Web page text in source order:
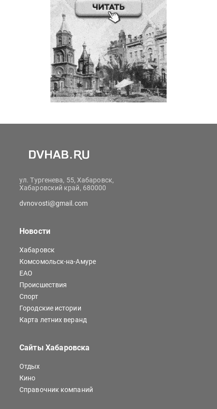
ул. Тургенева, 55, Хабаровск,
Хабаровский край, 680000
dvnovosti@gmail.com
Новости
Хабаровск
Комсомольск-на-Амуре
ЕАО
Происшествия
Спорт
Городские истории
Карта летних веранд
Сайты Хабаровска
Отдых
Кино
Справочник компаний